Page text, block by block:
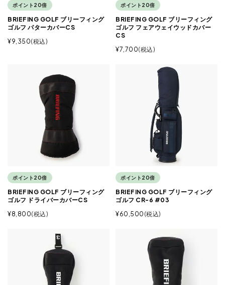
ポイント20倍
BRIEFING GOLF ブリーフィング
ゴルフ パターカバーCS
¥9,350 税込
ポイント20倍
BRIEFING GOLF ブリーフィング
ゴルフ フェアウェイウッドカバー
CS
¥7,700 税込
ポイント20倍
BRIEFING GOLF ブリーフィング
ゴルフ ドライバーカバーCS
¥8,800 税込
ポイント20倍
BRIEFING GOLF ブリーフィング
ゴルフ CR-6 #03
¥60,500 税込